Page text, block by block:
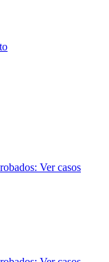
Ver casos